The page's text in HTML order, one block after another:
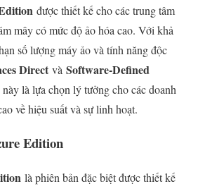
được thiết kế cho các trung tâm
mây có mức độ ảo hóa cao. Với khả
số lượng máy ảo và tính năng độc
Direct và Software-Defined
là lựa chọn lý tưởng cho các doanh
về hiệu suất và sự linh hoạt.
Edition
là phiên bản đặc biệt được thiết kế